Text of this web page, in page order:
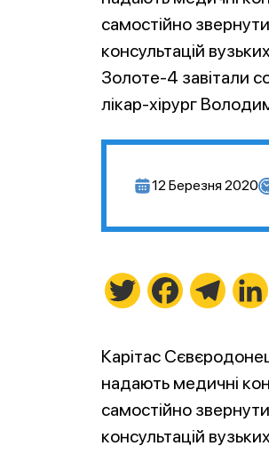
самостійно
консультацій
Золоте-4 завітали
лікар-хірург
12 Березня 2020
Twitter Facebook
Карітас
надають медичні
самостійно
консультацій